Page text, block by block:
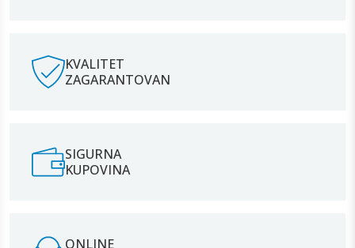
KVALITET
ZAGARANTOVAN
SIGURNA
KUPOVINA
ONLINE